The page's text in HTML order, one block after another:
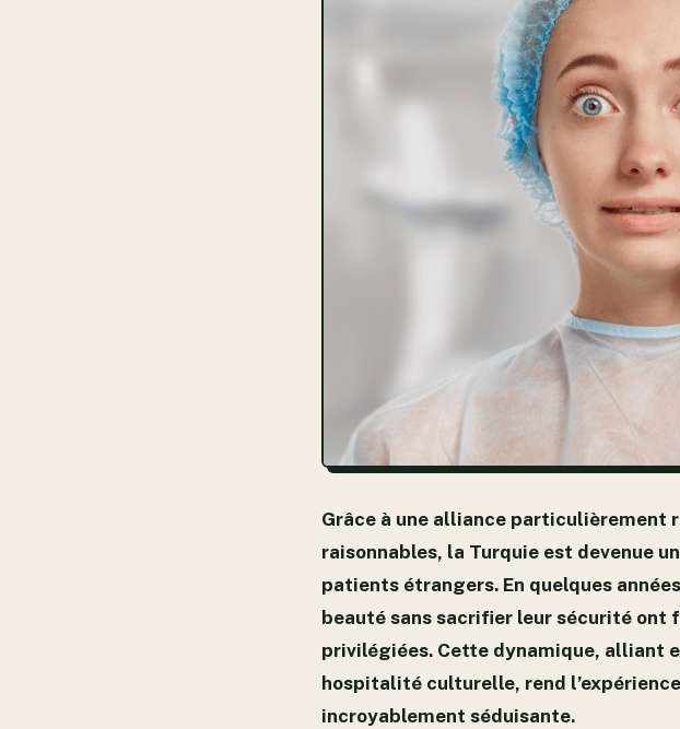
Grâce à une alliance particulièrement
raisonnables, la Turquie est devenue
patients étrangers. En quelques
beauté sans sacrifier leur sécurité ont
privilégiées. Cette dynamique, alliant
hospitalité culturelle, rend
incroyablement séduisante.